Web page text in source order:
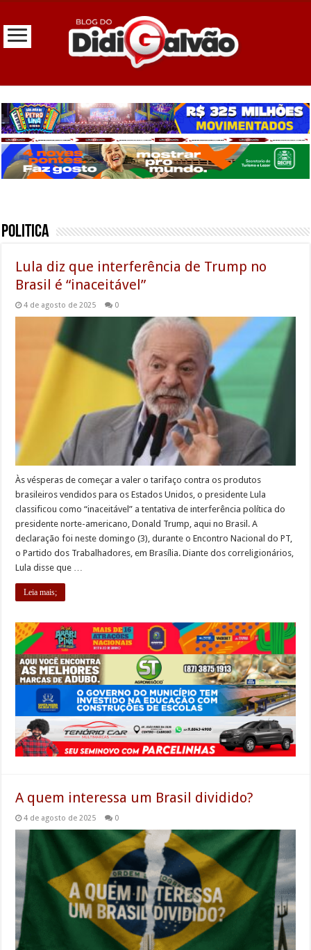
Politica
Lula diz que interferência de Trump no
Brasil é “inaceitável”
4 de agosto de 2025 0
Às vésperas de começar a valer o tarifaço contra os produtos
brasileiros vendidos para os Estados Unidos, o presidente Lula
classificou como “inaceitável” a tentativa de interferência política do
presidente norte-americano, Donald Trump, aqui no Brasil. A
declaração foi neste domingo (3), durante o Encontro Nacional do PT,
o Partido dos Trabalhadores, em Brasília. Diante dos correligionários,
Lula disse que …
Leia mais;
A quem interessa um Brasil dividido?
4 de agosto de 2025 0